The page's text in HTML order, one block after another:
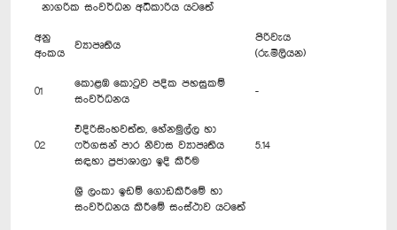
නාගරික සංවර්ධන අධිකාරිය යටතේ
අනු
අංකය
ව්‍යාපෘතිය
පිරිවැය
(රු.මිලියන)
01
කොළඹ කොටුව පදික පහසුකම්
සංවර්ධනය
-
02
එදිරිසිංහවත්ත, හේනමුල්ල හා
ෆර්ගසන් පාර නිවාස ව්‍යාපෘතිය
සඳහා ප්‍රජාශාලා ඉදි කිරීම
5.14
ශ්‍රී ලංකා ඉඩම් ගොඩකිරීමේ හා
සංවර්ධනය කිරීමේ සංස්ථාව යටතේ